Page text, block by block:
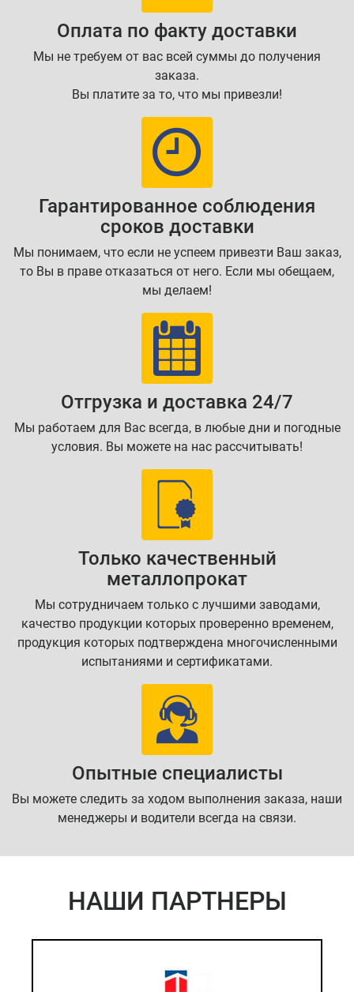
Оплата по факту доставки
Мы не требуем от вас всей суммы до получения
заказа.
Вы платите за то, что мы привезли!
Гарантированное соблюдения
сроков доставки
Мы понимаем, что если не успеем привезти Ваш заказ,
то Вы в праве отказаться от него. Если мы обещаем,
мы делаем!
Отгрузка и доставка 24/7
Мы работаем для Вас всегда, в любые дни и погодные
условия. Вы можете на нас рассчитывать!
Только качественный
металлопрокат
Мы сотрудничаем только с лучшими заводами,
качество продукции которых проверенно временем,
продукция которых подтверждена многочисленными
испытаниями и сертификатами.
Опытные специалисты
Вы можете следить за ходом выполнения заказа, наши
менеджеры и водители всегда на связи.
НАШИ ПАРТНЕРЫ